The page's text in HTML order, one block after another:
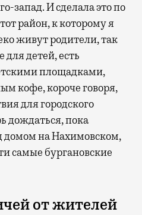
запад. И сделала это по
район, к которому я
живут родители, так
детей, есть
площадками,
кофе, короче говоря,
для городского
дождаться, пока
домом на Нахимовском,
самые бургановские
от жителей